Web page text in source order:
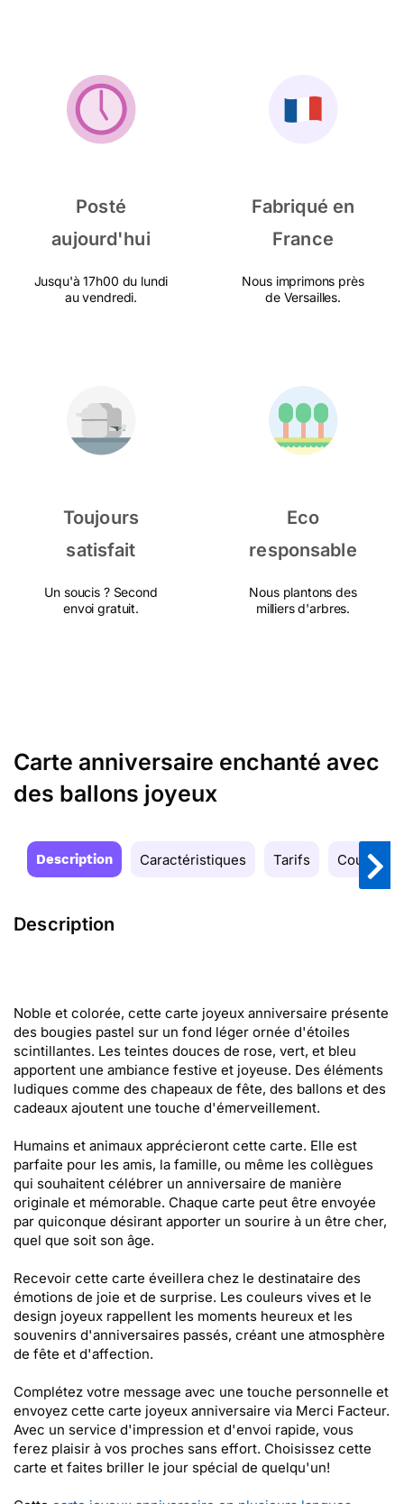
Posté
aujourd'hui
Jusqu'à 17h00 du lundi
au vendredi.
Fabriqué en
France
Nous imprimons près
de Versailles.
Toujours
satisfait
Un soucis ? Second
envoi gratuit.
Eco
responsable
Nous plantons des
milliers d'arbres.
Carte anniversaire enchanté avec
des ballons joyeux
Description Caractéristiques Tarifs Couleurs
Description
Noble et colorée, cette carte joyeux anniversaire présente
des bougies pastel sur un fond léger ornée d'étoiles
scintillantes. Les teintes douces de rose, vert, et bleu
apportent une ambiance festive et joyeuse. Des éléments
ludiques comme des chapeaux de fête, des ballons et des
cadeaux ajoutent une touche d'émerveillement.
Humains et animaux apprécieront cette carte. Elle est
parfaite pour les amis, la famille, ou même les collègues
qui souhaitent célébrer un anniversaire de manière
originale et mémorable. Chaque carte peut être envoyée
par quiconque désirant apporter un sourire à un être cher,
quel que soit son âge.
Recevoir cette carte éveillera chez le destinataire des
émotions de joie et de surprise. Les couleurs vives et le
design joyeux rappellent les moments heureux et les
souvenirs d'anniversaires passés, créant une atmosphère
de fête et d'affection.
Complétez votre message avec une touche personnelle et
envoyez cette carte joyeux anniversaire via Merci Facteur.
Avec un service d'impression et d'envoi rapide, vous
ferez plaisir à vos proches sans effort. Choisissez cette
carte et faites briller le jour spécial de quelqu'un!